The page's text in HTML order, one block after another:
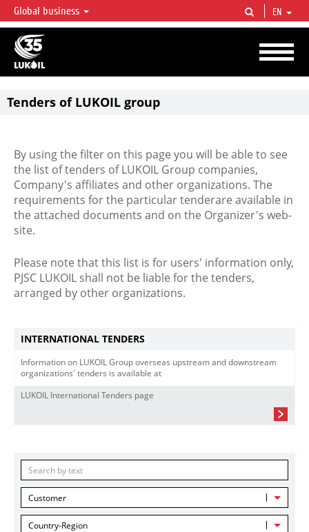
LUKOIL OVERVIEW
LUKOIL is one of the largest oil & gas vertical integrated companies in the world
accounting for over 2% of crude production and circa 1% of proved hydrocarbon
reserves globally.
Global business EN
Tenders of LUKOIL group
By using the filter on this page you will be able to see
the list of tenders of LUKOIL Group companies,
Company's affiliates and other organizations. The
requirements for the particular tenderare available in
the attached documents and on the Organizer's web-
site.
Please note that this list is for users' information only,
PJSC LUKOIL shall not be liable for the tenders,
arranged by other organizations.
INTERNATIONAL TENDERS
Information on LUKOIL Group overseas upstream and downstream
organizations' tenders is available at
LUKOIL International Tenders page
Customer
Country-Region